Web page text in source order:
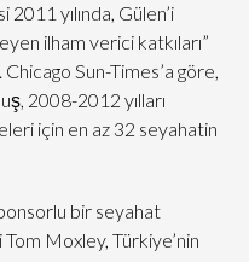
yılında, Gülen’i
ilham verici katkıları”
Sun-Times’a göre,
2008-2012 yılları
için en az 32 seyahatin
bir seyahat
Moxley, Türkiye’nin